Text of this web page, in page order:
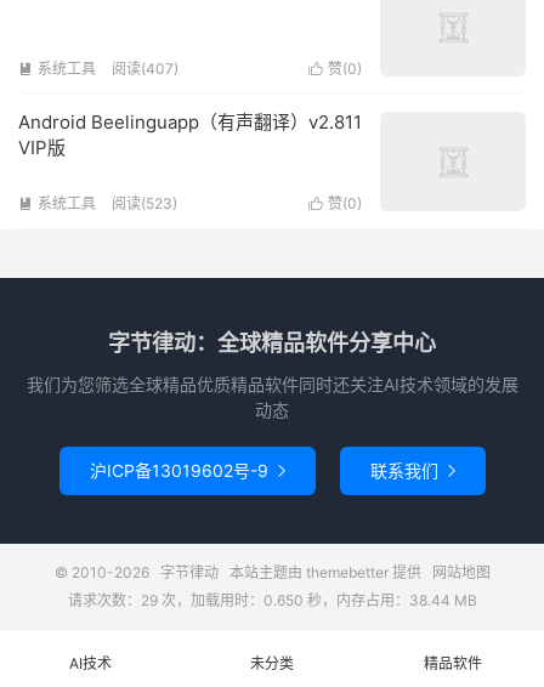
 赞(0)
 系统工具 阅读(407)
Android Beelinguapp（有声翻译）v2.811
VIP版
 赞(0)
 系统工具 阅读(523)
字节律动：全球精品软件分享中心
我们为您筛选全球精品优质精品软件同时还关注AI技术领域的发展
动态
沪ICP备13019602号-9  联系我们 
© 2010-2026 字节律动本站主题由 themebetter提供
网站地图
请求次数：29 次，加载用时：0.650 秒，内存占用：38.44 MB
AI技术 未分类 精品软件